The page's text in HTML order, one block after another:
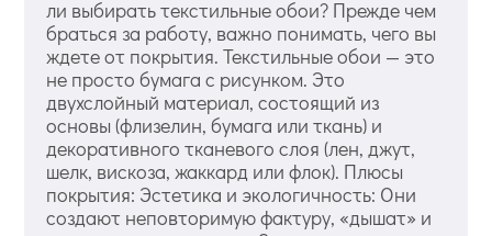
ли выбирать текстильные обои? Прежде чем
браться за работу, важно понимать, чего вы
ждете от покрытия. Текстильные обои — это
не просто бумага с рисунком. Это
двухслойный материал, состоящий из
основы (флизелин, бумага или ткань) и
декоративного тканевого слоя (лен, джут,
шелк, вискоза, жаккард или флок). Плюсы
покрытия: Эстетика и экологичность: Они
создают неповторимую фактуру, «дышат» и